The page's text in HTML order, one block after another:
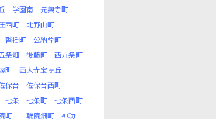
学園南
元興寺町
西町
北野山町
沓掛町
公納堂町
条畑 後藤町
西九条町
町
西大寺宝ヶ丘
保台
佐保台西町
七条 七条町
七条西町
町 十輪院畑町
神功